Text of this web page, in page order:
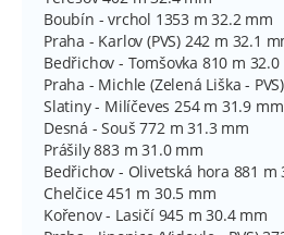
Boubín - vrchol 1353 m 32.2 mm
Praha - Karlov (PVS) 242 m 32.1
Bedřichov - Tomšovka 810 m 32.0
Praha - Michle (Zelená Liška -
Slatiny - Milíčeves 254 m 31.9 mm
Desná - Souš 772 m 31.3 mm
Prášily 883 m 31.0 mm
Bedřichov - Olivetská hora 881 m
Chelčice 451 m 30.5 mm
Kořenov - Lasičí 945 m 30.4 mm